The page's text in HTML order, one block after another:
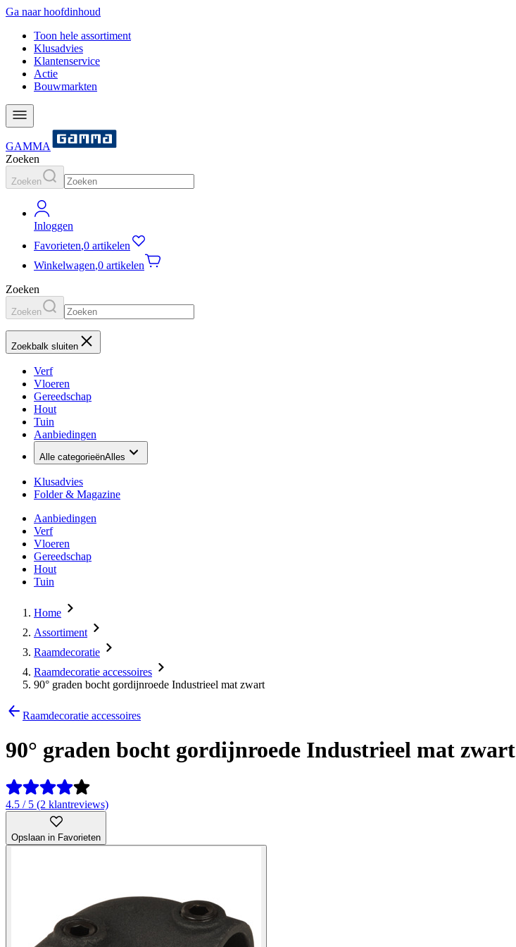
Ga naar hoofdinhoud
Toon hele assortiment
Klusadvies
Klantenservice
Actie
Bouwmarkten
GAMMA
Zoeken
Zoeken
Inloggen
Favorieten,0 artikelen
Winkelwagen,0 artikelen
Zoeken
Zoeken
Zoekbalk sluiten
Verf
Vloeren
Gereedschap
Hout
Tuin
Aanbiedingen
Alle categorieënAlles
Klusadvies
Folder & Magazine
Aanbiedingen
Verf
Vloeren
Gereedschap
Hout
Tuin
Home
Assortiment
Raamdecoratie
Raamdecoratie accessoires
90° graden bocht gordijnroede Industrieel mat zwart
Raamdecoratie accessoires
90° graden bocht gordijnroede Industrieel mat zwart
4.5 / 5 (2 klantreviews)
Opslaan in Favorieten